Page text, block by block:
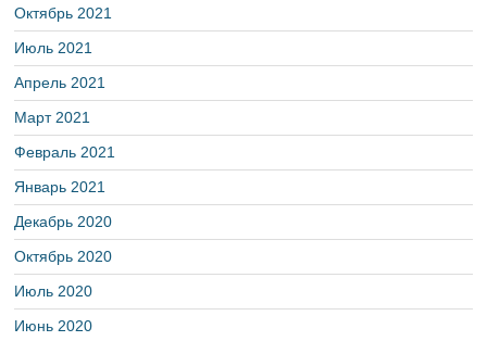
Октябрь 2021
Июль 2021
Апрель 2021
Март 2021
Февраль 2021
Январь 2021
Декабрь 2020
Октябрь 2020
Июль 2020
Июнь 2020